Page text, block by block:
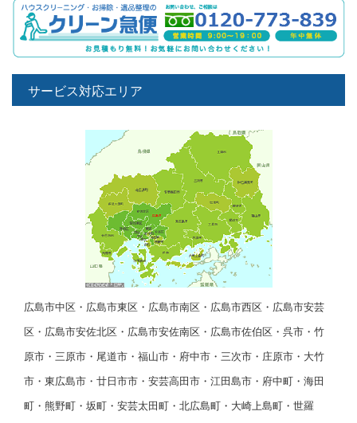
サービス対応エリア
広島市中区・広島市東区・広島市南区・広島市西区・広島市安芸
区・広島市安佐北区・広島市安佐南区・広島市佐伯区・呉市・竹
原市・三原市・尾道市・福山市・府中市・三次市・庄原市・大竹
市・東広島市・廿日市市・安芸高田市・江田島市・府中町・海田
町・熊野町・坂町・安芸太田町・北広島町・大崎上島町・世羅